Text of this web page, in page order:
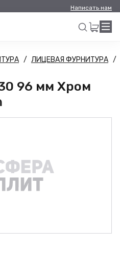
Написать нам
Искать
ЛИЦЕВАЯ ФУРНИТУРА
96 мм Хром